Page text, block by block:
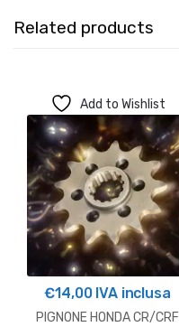
Related products
Add to Wishlist
€14,00IVA inclusa
PIGNONE HONDA CR/CRF